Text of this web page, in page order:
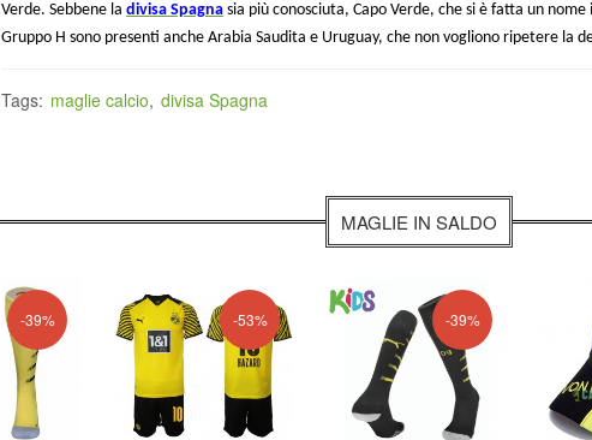
Verde. Sebbene la divisa Spagna sia più conosciuta, Capo Verde, che si è fatta un
Gruppo H sono presenti anche Arabia Saudita e Uruguay, che non vogliono ripetere la
Tags: maglie calcio, divisa Spagna
MAGLIE IN SALDO
-39% -53% -39%